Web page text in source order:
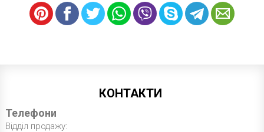
КОНТАКТИ
Телефони
Відділ продажу: